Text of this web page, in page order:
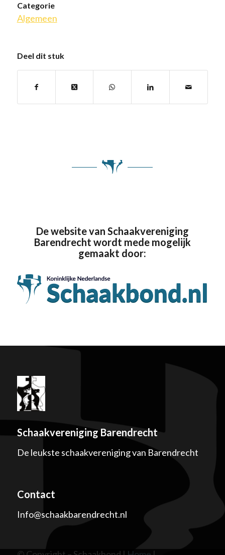
Categorie
Algemeen
Deel dit stuk
De website van Schaakvereniging
Barendrecht wordt mede mogelijk
gemaakt door:
Schaakvereniging Barendrecht
De leukste schaakvereniging van Barendrecht
Contact
Info@schaakbarendrecht.nl